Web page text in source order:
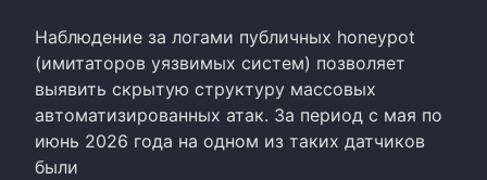
Наблюдение за логами публичных honeypot
(имитаторов уязвимых систем) позволяет
выявить скрытую структуру массовых
автоматизированных атак. За период с мая по
июнь 2026 года на одном из таких датчиков
были